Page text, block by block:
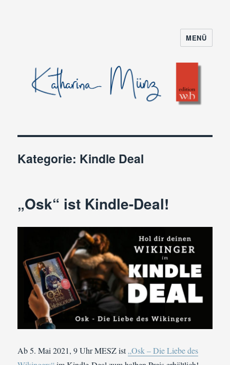
MENÜ
Kategorie: Kindle Deal
„Osk“ ist Kindle-Deal!
Ab 5. Mai 2021, 9 Uhr MESZ ist„Osk – Die Liebe des